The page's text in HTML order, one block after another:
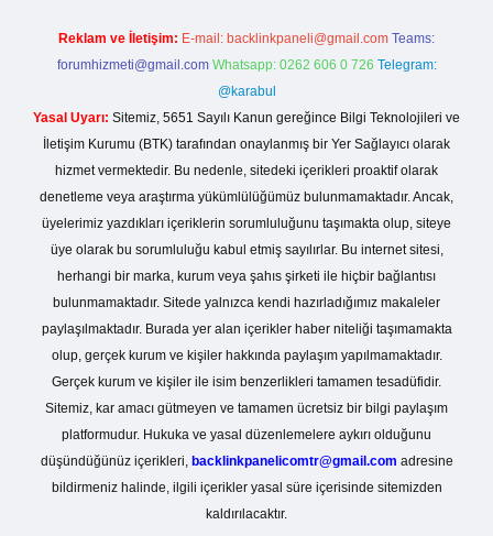
Reklam ve İletişim: E-mail: backlinkpaneli@gmail.com Teams:
forumhizmeti@gmail.com Whatsapp: 0262 606 0 726 Telegram:
@karabul
Yasal Uyarı: Sitemiz, 5651 Sayılı Kanun gereğince Bilgi Teknolojileri ve
İletişim Kurumu (BTK) tarafından onaylanmış bir Yer Sağlayıcı olarak
hizmet vermektedir. Bu nedenle, sitedeki içerikleri proaktif olarak
denetleme veya araştırma yükümlülüğümüz bulunmamaktadır. Ancak,
üyelerimiz yazdıkları içeriklerin sorumluluğunu taşımakta olup, siteye
üye olarak bu sorumluluğu kabul etmiş sayılırlar. Bu internet sitesi,
herhangi bir marka, kurum veya şahıs şirketi ile hiçbir bağlantısı
bulunmamaktadır. Sitede yalnızca kendi hazırladığımız makaleler
paylaşılmaktadır. Burada yer alan içerikler haber niteliği taşımamakta
olup, gerçek kurum ve kişiler hakkında paylaşım yapılmamaktadır.
Gerçek kurum ve kişiler ile isim benzerlikleri tamamen tesadüfidir.
Sitemiz, kar amacı gütmeyen ve tamamen ücretsiz bir bilgi paylaşım
platformudur. Hukuka ve yasal düzenlemelere aykırı olduğunu
düşündüğünüz içerikleri, backlinkpanelicomtr@gmail.com adresine
bildirmeniz halinde, ilgili içerikler yasal süre içerisinde sitemizden
kaldırılacaktır.